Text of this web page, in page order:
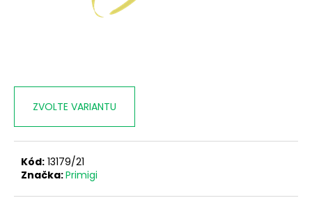
ZVOLTE VARIANTU
Kód: 13179/21
Značka:Primigi